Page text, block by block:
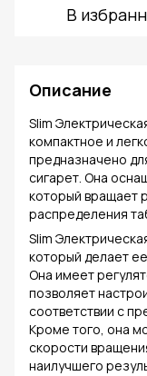
В
Описание
Slim
компактное и
предназначено
сигарет. Она
который вращает
распределения
Slim
который делает
Она имеет
позволяет
соответствии с
Кроме того, она
скорости
наилучшего